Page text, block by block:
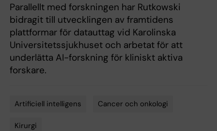
Parallellt med forskningen har Rutkowski
bidragit till utvecklingen av framtidens
plattformar för datauttag vid Karolinska
Universitetssjukhuset och arbetat för att
underlätta AI-forskning för kliniskt aktiva
forskare.
Artificiell intelligens Cancer och onkologi
Kirurgi